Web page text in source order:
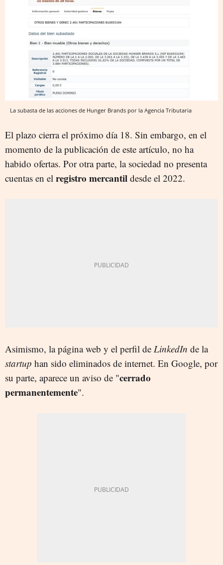
La subasta de las acciones de Hunger Brands por la Agencia Tributaria
El plazo cierra el próximo día 18. Sin embargo, en el
momento de la publicación de este artículo, no ha
habido ofertas. Por otra parte, la sociedad no presenta
cuentas en el registro mercantil desde el 2022.
Asimismo, la página web y el perfil de LinkedIn de la
startup han sido eliminados de internet. En Google, por
su parte, aparece un aviso de "cerrado
permanentemente".